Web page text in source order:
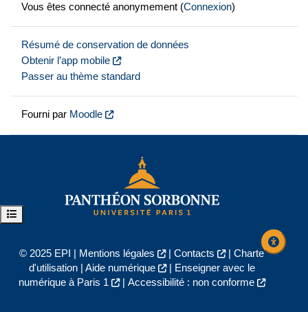
Ouvrir l’index du cours
Vous êtes connecté anonymement (Connexion)
Résumé de conservation de données
Obtenir l’app mobile
Passer au thème standard
Fourni par Moodle
© 2025 EPI | Mentions légales | Contacts | Charte
d'utilisation| Aide numérique |
Enseigner avec le
numérique à Paris 1
| Accessibilité : non conforme